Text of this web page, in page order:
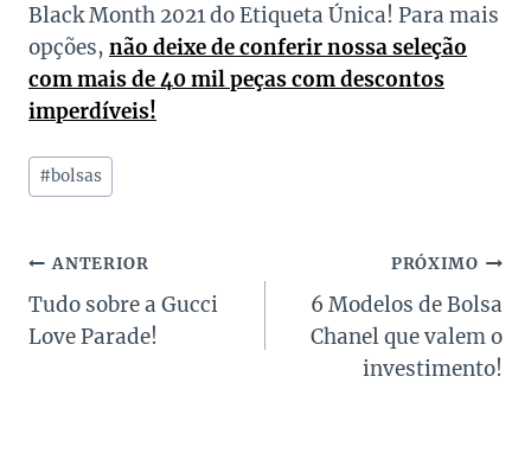
Black Month 2021 do Etiqueta Única! Para mais
opções, não deixe de conferir nossa seleção
com mais de 40 mil peças com descontos
imperdíveis!
Tags
do
#bolsas
Navegação
de
ANTERIOR
Tudo sobre a Gucci
Love Parade!
PRÓXIMO
6 Modelos de Bolsa
Chanel que valem o
investimento!